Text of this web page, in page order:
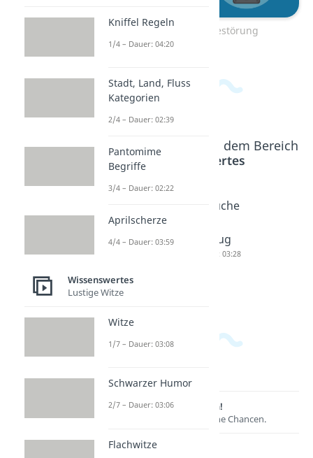
Zum Video: Ruhestörung
Beliebte Inhalte aus dem Bereich
Wissenswertes
Wohnun
Dauer: 04:59
ung
Wohnun
Sprüche
Einzug
Dauer: 03:28
Lernen lohnt sich!
Entdecke hier deine Chancen.
Kniffel Regeln
1/4 – Dauer: 04:20
Stadt, Land, Fluss
Kategorien
2/4 – Dauer: 02:39
Pantomime
Begriffe
3/4 – Dauer: 02:22
Aprilscherze
4/4 – Dauer: 03:59
Wissenswertes
Lustige Witze
Witze
1/7 – Dauer: 03:08
Schwarzer Humor
2/7 – Dauer: 03:06
Flachwitze